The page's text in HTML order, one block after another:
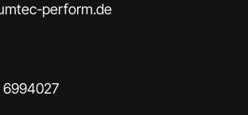
perform.de
6994027